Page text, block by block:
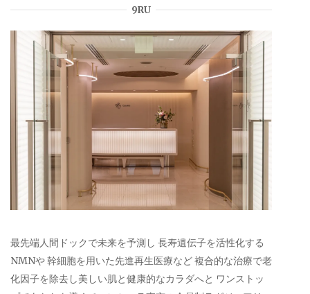
9RU
最先端人間ドックで未来を予測し 長寿遺伝子を活性化する
NMNや 幹細胞を用いた先進再生医療など 複合的な治療で老
化因子を除去し美しい肌と健康的なカラダへと ワンストッ